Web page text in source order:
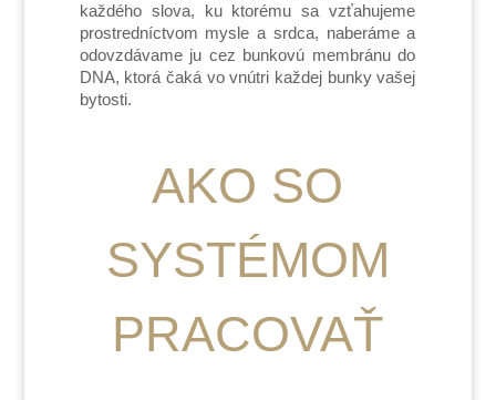
každého slova, ku ktorému sa vzťahujeme
prostredníctvom mysle a srdca, naberáme a
odovzdávame ju cez bunkovú membránu do
DNA, ktorá čaká vo vnútri každej bunky vašej
bytosti.
AKO SO
SYSTÉMOM
PRACOVAŤ